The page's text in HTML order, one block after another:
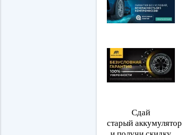
Сдай
старый аккумулятор